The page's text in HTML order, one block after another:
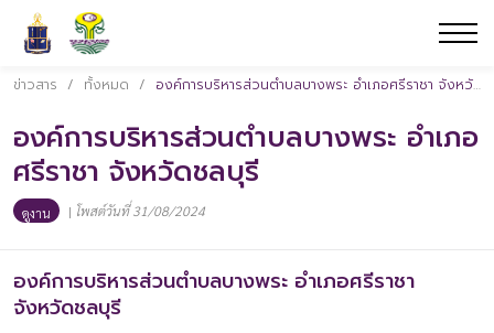
ข่าวสาร / ทั้งหมด / องค์การบริหารส่วนตำบลบางพระ อำเภอศรีราชา จังหวัดชลบุรี
องค์การบริหารส่วนตำบลบางพระ อำเภอ
ศรีราชา จังหวัดชลบุรี
ดูงาน | โพสต์วันที่ 31/08/2024
องค์การบริหารส่วนตำบลบางพระ อำเภอศรีราชา
จังหวัดชลบุรี